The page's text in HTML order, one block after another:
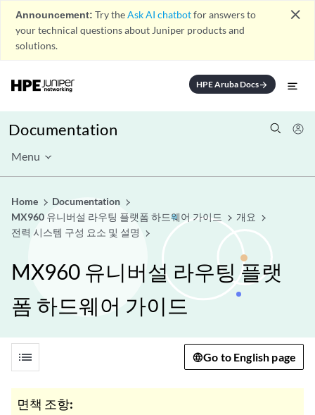
Announcement: Try theAsk AI chatbotfor answers to
your technical questions about Juniper products and
solutions.
close
HPE Aruba Docsarrow_forward
Documentation
Menu
Home
Documentation
MX960 유니버설 라우팅 플랫폼 하드웨어 가이드
개요
전력 시스템 구성 요소 및 설명
MX960 유니버설 라우팅 플랫
폼 하드웨어 가이드
list Go to English page
면책 조항: